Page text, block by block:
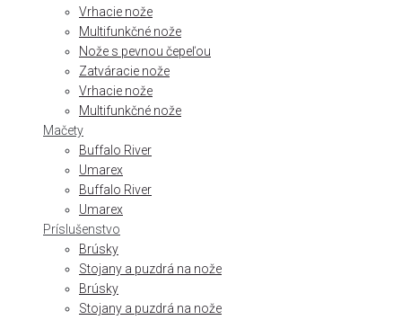
Vrhacie nože
Multifunkčné nože
Nože s pevnou čepeľou
Zatváracie nože
Vrhacie nože
Multifunkčné nože
Mačety
Buffalo River
Umarex
Buffalo River
Umarex
Príslušenstvo
Brúsky
Stojany a puzdrá na nože
Brúsky
Stojany a puzdrá na nože